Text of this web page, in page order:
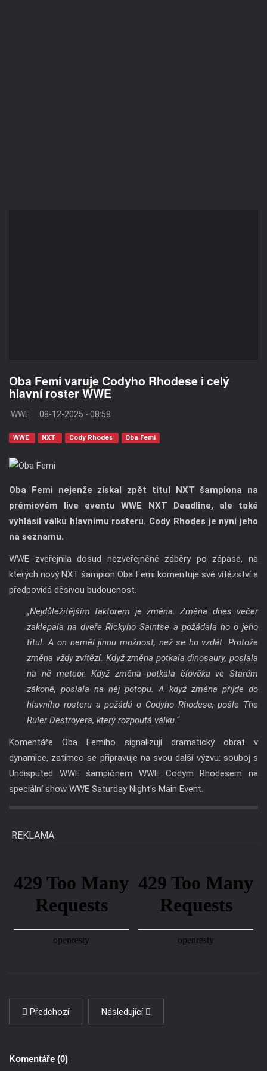
Oba Femi varuje Codyho Rhodese i celý
hlavní roster WWE
WWE 08-12-2025 - 08:58
WWE NXT Cody Rhodes Oba Femi
Oba Femi nejenže získal zpět titul NXT šampiona na
prémiovém live eventu WWE NXT Deadline, ale také
vyhlásil válku hlavnímu rosteru. Cody Rhodes je nyní jeho
na seznamu.
WWE zveřejnila dosud nezveřejněné záběry po zápase, na
kterých nový NXT šampion Oba Femi komentuje své vítězství a
předpovídá děsivou budoucnost.
„Nejdůležitějším faktorem je změna. Změna dnes večer
zaklepala na dveře Rickyho Saintse a požádala ho o jeho
titul. A on neměl jinou možnost, než se ho vzdát. Protože
změna vždy zvítězí. Když změna potkala dinosaury, poslala
na ně meteor. Když změna potkala člověka ve Starém
zákoně, poslala na něj potopu. A když změna přijde do
hlavního rosteru a požádá o Codyho Rhodese, pošle The
Ruler Destroyera, který rozpoutá válku.“
Komentáře Oba Femiho signalizují dramatický obrat v
dynamice, zatímco se připravuje na svou další výzvu: souboj s
Undisputed WWE šampiónem WWE Codym Rhodesem na
speciální show WWE Saturday Night's Main Event.
REKLAMA
Předchozí Následující
Komentáře (0)